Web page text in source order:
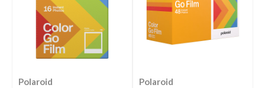
Polaroid Polaroid